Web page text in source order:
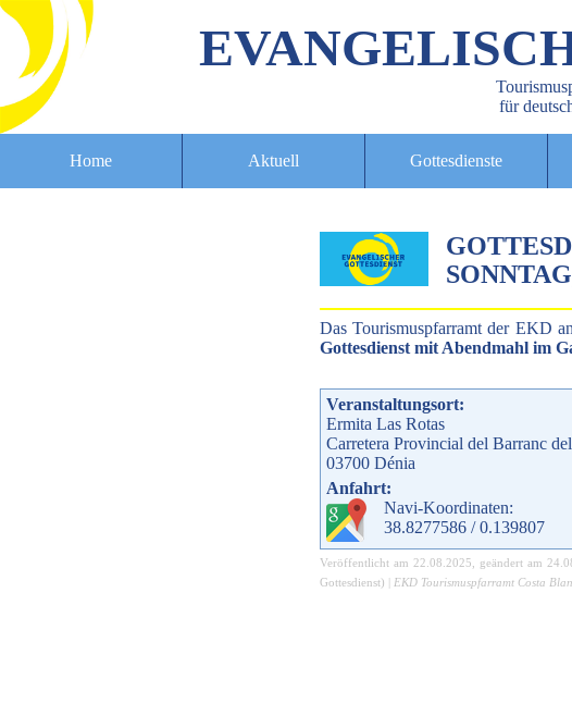
für
Home Aktuell Gottesdienste
Das Tourismuspfarramt der EKD
Gottesdienst mit Abendmahl im
Veranstaltungsort:
Ermita Las Rotas
Carretera Provincial del Barranc
03700 Dénia
Anfahrt:
Navi-Koordinaten:
38.8277586 / 0.139807
Veröffentlicht am 22.08.2025 , geändert am
Gottesdienst) | EKD Tourismuspfarramt Costa